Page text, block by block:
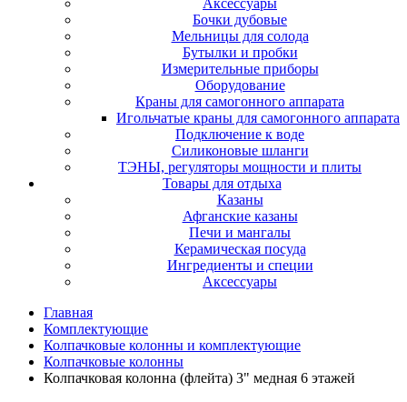
Бочки дубовые
Мельницы для солода
Бутылки и пробки
Измерительные приборы
Оборудование
Краны для самогонного аппарата
Игольчатые краны для самогонного аппарата
Подключение к воде
Силиконовые шланги
ТЭНЫ, регуляторы мощности и плиты
Товары для отдыха
Казаны
Афганские казаны
Печи и мангалы
Керамическая посуда
Ингредиенты и специи
Аксессуары
Главная
Комплектующие
Колпачковые колонны и комплектующие
Колпачковые колонны
Колпачковая колонна (флейта) 3" медная 6 этажей